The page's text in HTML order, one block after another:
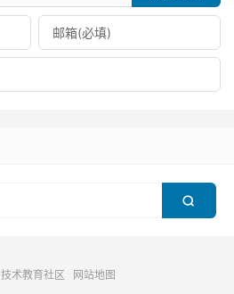

技术教育社区 网站地图